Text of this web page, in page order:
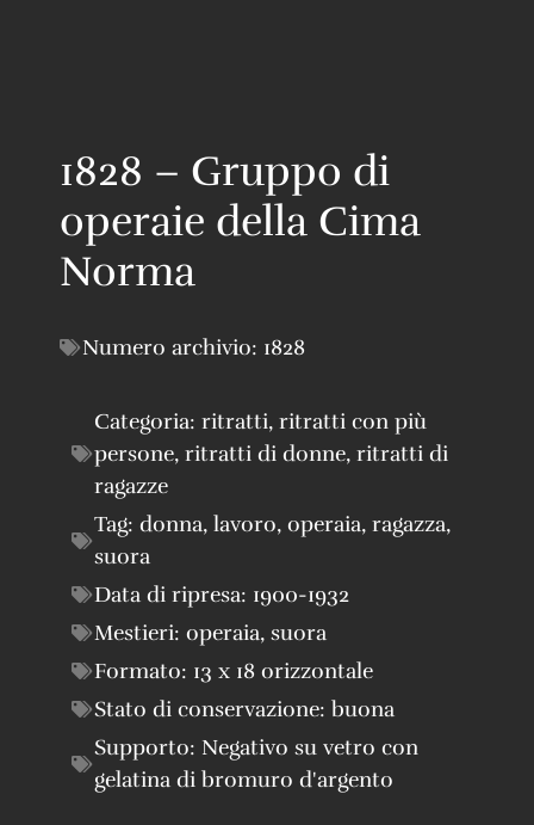
1828 – Gruppo di
operaie della Cima
Norma
Numero archivio: 1828
Categoria: ritratti, ritratti con più
persone, ritratti di donne, ritratti di
ragazze
Tag: donna, lavoro, operaia, ragazza,
suora
Data di ripresa: 1900-1932
Mestieri: operaia, suora
Formato: 13 x 18 orizzontale
Stato di conservazione: buona
Supporto: Negativo su vetro con
gelatina di bromuro d'argento